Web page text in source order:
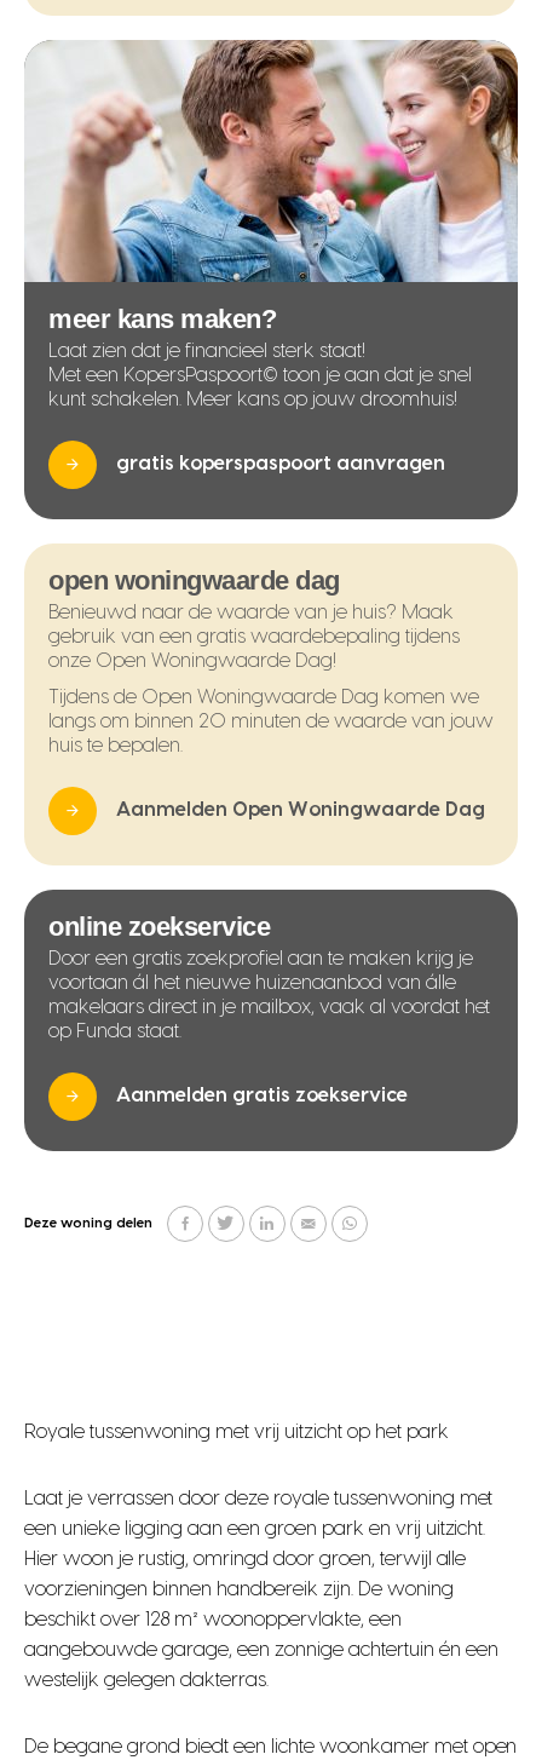
meer kans maken?
Laat zien dat je financieel sterk staat!
Met een KopersPaspoort© toon je aan dat je snel
kunt schakelen. Meer kans op jouw droomhuis!
gratis koperspaspoort aanvragen
open woningwaarde dag
Benieuwd naar de waarde van je huis? Maak
gebruik van een gratis waardebepaling tijdens
onze Open Woningwaarde Dag!
Tijdens de Open Woningwaarde Dag komen we
langs om binnen 20 minuten de waarde van jouw
huis te bepalen.
Aanmelden Open Woningwaarde Dag
online zoekservice
Door een gratis zoekprofiel aan te maken krijg je
voortaan ál het nieuwe huizenaanbod van álle
makelaars direct in je mailbox, vaak al voordat het
op Funda staat.
Aanmelden gratis zoekservice
Deze woning delen
Royale tussenwoning met vrij uitzicht op het park
Laat je verrassen door deze royale tussenwoning met
een unieke ligging aan een groen park en vrij uitzicht.
Hier woon je rustig, omringd door groen, terwijl alle
voorzieningen binnen handbereik zijn. De woning
beschikt over 128 m² woonoppervlakte, een
aangebouwde garage, een zonnige achtertuin én een
westelijk gelegen dakterras.
De begane grond biedt een lichte woonkamer met open